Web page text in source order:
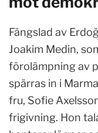
Fängslad av
Joakim Medin,
förolämpning av
spärras in i
fru, Sofie
frigivning. Hon